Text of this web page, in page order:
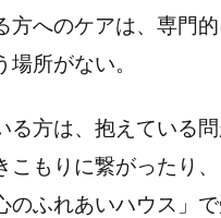
方へのケアは、専門
所がない。
る方は、抱えている
こもりに繋がったり
のふれあいハウス」